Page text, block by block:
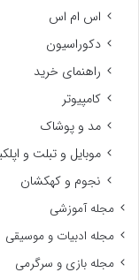
اس ام اس
دکوراسیون
راهنمای خرید
کامپیوتر
مد و پوشاک
موبایل و تبلت و
نجوم و کهکشان
مجله آموزشی
مجله ادبیات و موسیقی
مجله بازی و سرگرمی